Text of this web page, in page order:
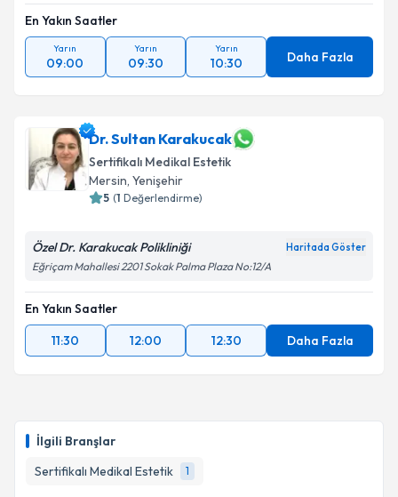
İlgili Branşlar
Sertifikalı Medikal Estetik
1
En Yakın Saatler
Yarın
09:00
Yarın
09:30
Yarın
10:30 Daha Fazla
Dr. Sultan Karakucak
Sertifikalı Medikal Estetik
Mersin, Yenişehir
5 (1 Değerlendirme)
Özel Dr. Karakucak Polikliniği Haritada Göster
Eğriçam Mahallesi 2201 Sokak Palma Plaza No:12/A
En Yakın Saatler
11:30
12:00 12:30 Daha Fazla